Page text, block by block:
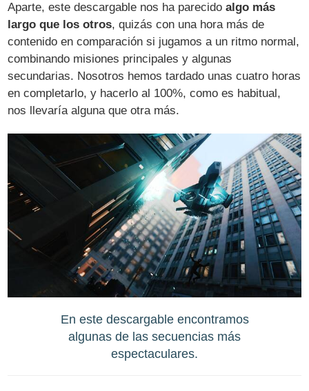
Aparte, este descargable nos ha parecidoalgo más
largo que los otros, quizás con una hora más de
contenido en comparación si jugamos a un ritmo normal,
combinando misiones principales y algunas
secundarias. Nosotros hemos tardado unas cuatro horas
en completarlo, y hacerlo al 100%, como es habitual,
nos llevaría alguna que otra más.
En este descargable encontramos
algunas de las secuencias más
espectaculares.